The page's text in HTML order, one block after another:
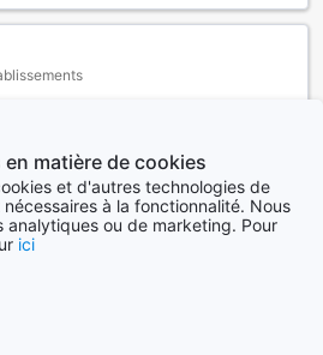
Tout voir
matière de cookies
et d'autres technologies de
à la fonctionnalité. Nous
analytiques ou de marketing. Pour
ici